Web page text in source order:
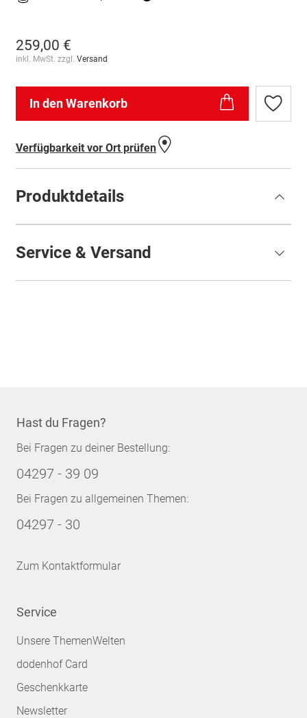
259,00 €
inkl. MwSt. zzgl. Versand
In den Warenkorb
Zur
Verfügbarkeit vor Ort prüfen
Produktdetails
Service & Versand
Hast du Fragen?
Bei Fragen zu deiner Bestellung:
04297 - 39 09
Bei Fragen zu allgemeinen Themen:
04297 - 30
Zum Kontaktformular
Service
Unsere ThemenWelten
dodenhof Card
Geschenkkarte
Newsletter